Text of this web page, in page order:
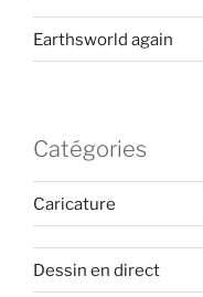
Earthsworld again
Catégories
Caricature
Dessin en direct